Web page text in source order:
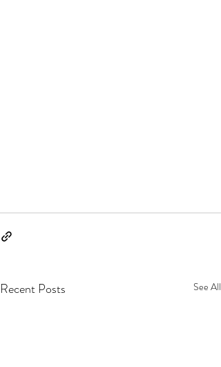
Recent Posts See All